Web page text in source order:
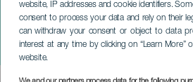
website, IP addresses and cookie identifiers.
consent to process your data and rely on their
can withdraw your consent or object to data
interest at any time by clicking on “Learn More”
website.
Le rêve d'un
nouveau
LA GOMERA